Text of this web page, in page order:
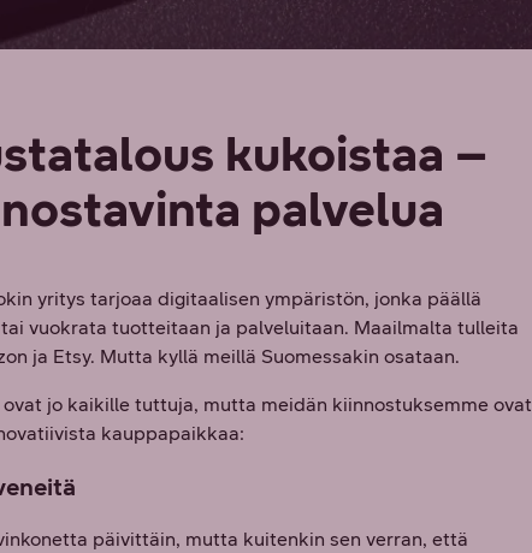
kukoistaa –
palvelua
yritys tarjoaa digitaalisen ympäristön, jonka päällä
vuokrata tuotteitaan ja palveluitaan. Maailmalta tulleita
ja Etsy. Mutta kyllä meillä Suomessakin osataan.
jo kaikille tuttuja, mutta meidän kiinnostuksemme ovat
kauppapaikkaa:
päivittäin, mutta kuitenkin sen verran, että